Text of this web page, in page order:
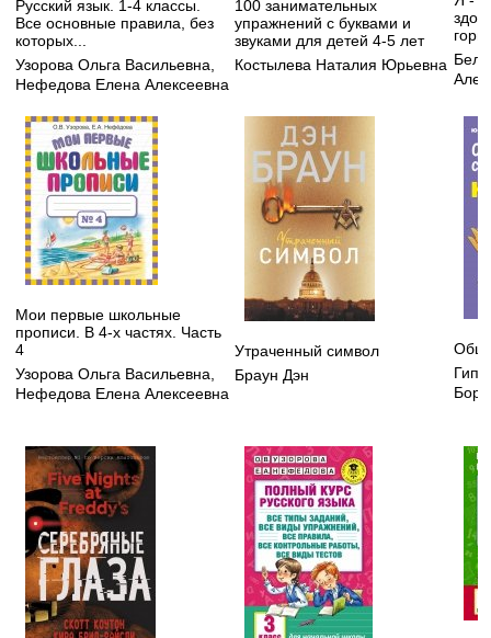
Русский язык. 1-4 классы.
Все основные правила, без
которых...
Узорова Ольга Васильевна
Нефедова Елена Алексеевна
100 занимательных
упражнений с буквами и
звуками для детей 4-5 лет
Костылева Наталия Юрьевна
Мои первые школьные
прописи. В 4-х частях. Часть
4
Узорова Ольга Васильевна
Нефедова Елена Алексеевна
Утраченный символ
Браун Дэн